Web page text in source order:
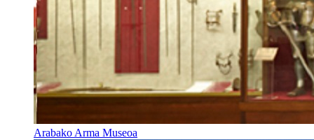
Arabako Arma Museoa